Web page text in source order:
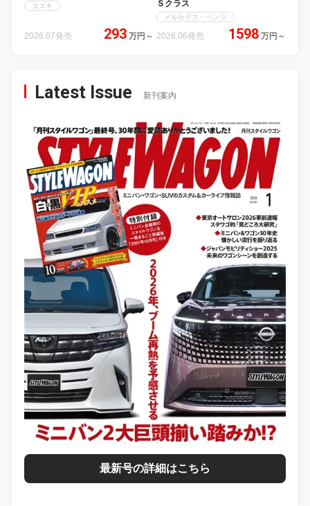
スズキ
2026.07発売 293 万円 ～
Ｓクラス
メルセデス・ベンツ
2026.06発売 1598 万円 ～
Latest Issue 新刊案内
最新号の詳細はこちら